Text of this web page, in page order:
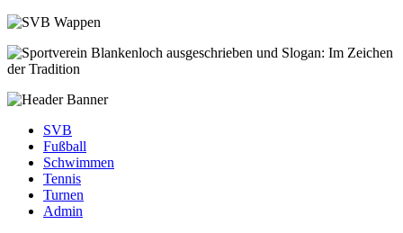
SVB
Fußball
Schwimmen
Tennis
Turnen
Admin